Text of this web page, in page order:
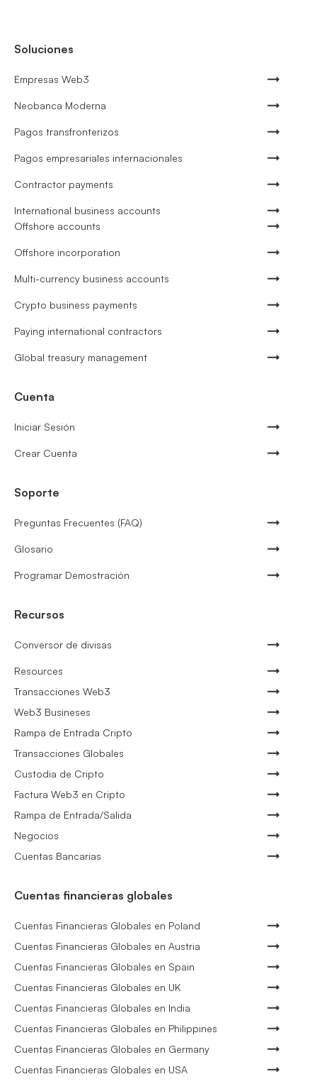
Soluciones
Empresas Web3
Neobanca Moderna
Pagos transfronterizos
Pagos empresariales internacionales
Contractor payments
International business accounts
Offshore accounts
Offshore incorporation
Multi-currency business accounts
Crypto business payments
Paying international contractors
Global treasury management
Cuenta
Iniciar Sesión
Crear Cuenta
Soporte
Preguntas Frecuentes (FAQ)
Glosario
Programar Demostración
Recursos
Conversor de divisas
Resources
Transacciones Web3
Web3 Busineses
Rampa de Entrada Cripto
Transacciones Globales
Custodia de Cripto
Factura Web3 en Cripto
Rampa de Entrada/Salida
Negocios
Cuentas Bancarias
Cuentas financieras globales
Cuentas Financieras Globales en Poland
Cuentas Financieras Globales en Austria
Cuentas Financieras Globales en Spain
Cuentas Financieras Globales en UK
Cuentas Financieras Globales en India
Cuentas Financieras Globales en Philippines
Cuentas Financieras Globales en Germany
Cuentas Financieras Globales en USA